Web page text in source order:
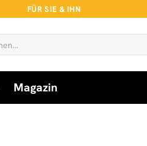
FÜR SIE & IHN
Magazin